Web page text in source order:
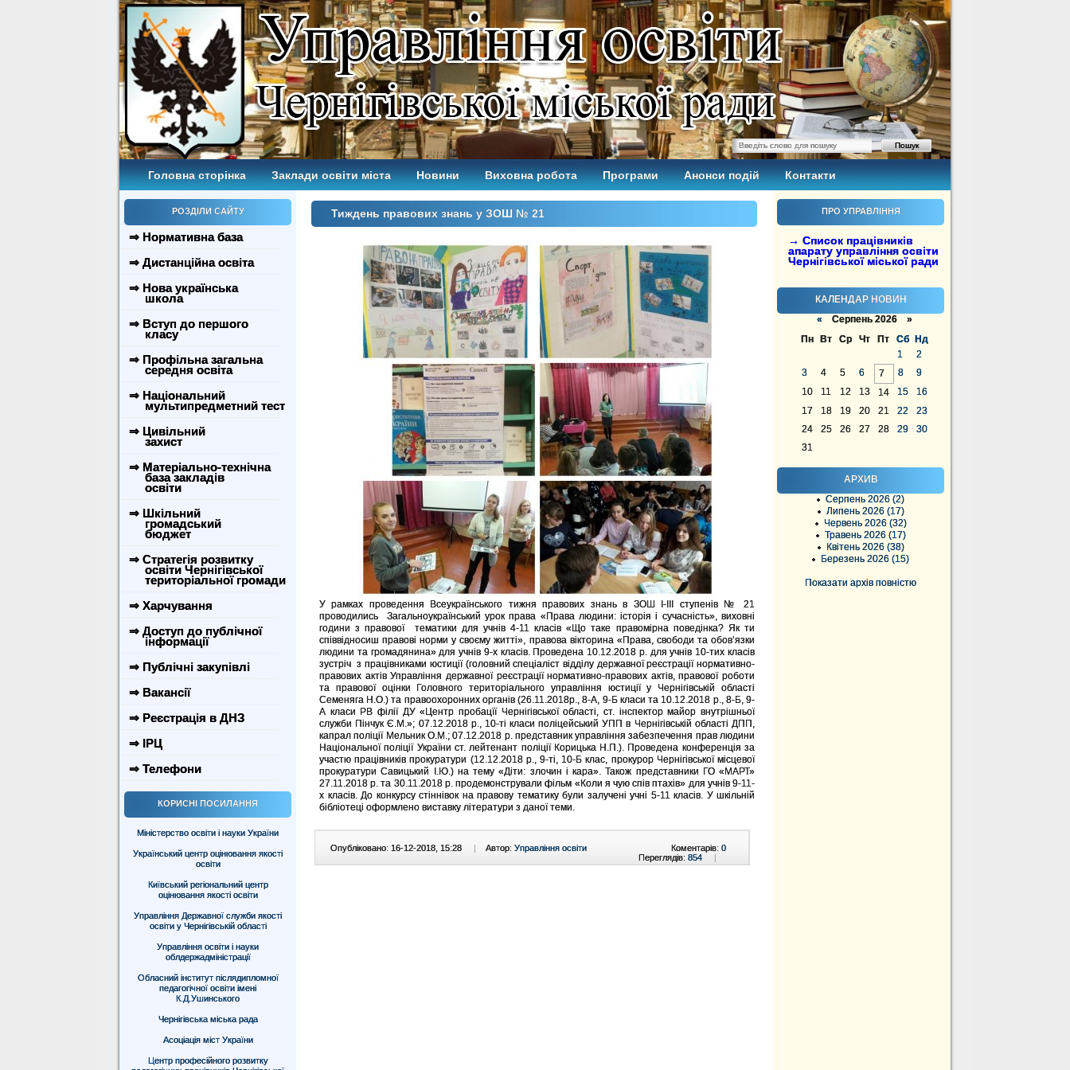
Головна сторінка Заклади освіти міста Новини Виховна робота Програми Анонси подій Контакти
РОЗДІЛИ САЙТУ
⇒ Нормативна база
⇒ Дистанційна освіта
⇒ Нова українська
школа
⇒ Вступ до першого
класу
⇒ Профільна загальна
середня освіта
⇒ Національний
мультипредметний тест
⇒ Цивільний
захист
⇒ Матеріально-технічна
база закладів
освіти
⇒ Шкільний
громадський
бюджет
⇒ Стратегія розвитку
освіти Чернігівської
територіальної громади
⇒ Харчування
⇒ Доступ до публічної
інформації
⇒ Публічні закупівлі
⇒ Вакансії
⇒ Реєстрація в ДНЗ
⇒ ІРЦ
⇒ Телефони
КОРИСНІ ПОСИЛАННЯ
Міністерство освіти і науки України
Український центр оцінювання якості
освіти
Київський регіональний центр
оцінювання якості освіти
Управління Державної служби якості
освіти у Чернігівській області
Управління освіти і науки
облдержадміністрації
Обласний інститут післядипломної
педагогічної освіти імені
К.Д.Ушинського
Чернігівська міська рада
Асоціація міст України
Центр професійного розвитку
ПРО УПРАВЛІННЯ
→ Список працівників
апарату управління освіти
Чернігівської міської ради
КАЛЕНДАР НОВИН
« Серпень 2026 »
Пн
Вт Ср Чт Пт Сб
Нд
1
2
3
4 5 6 7 8
9
10
11 12 13 14 15
16
17
18 19 20 21 22
23
24
25 26 27 28 29
30
31
АРХИВ
Серпень 2026 (2)
Липень 2026 (17)
Червень 2026 (32)
Травень 2026 (17)
Квітень 2026 (38)
Березень 2026 (15)
Показати архів повністю
Тиждень правових знань у ЗОШ № 21
У рамках проведення Всеукраїнського тижня правових знань в ЗОШ І-ІІІ ступенів № 21
проводились Загальноукраїнський урок права «Права людини: історія і сучасність», виховні
години з правової тематики для учнів 4-11 класів «Що таке правомірна поведінка? Як ти
співвідносиш правові норми у своєму житті», правова вікторина «Права, свободи та обов’язки
людини та громадянина» для учнів 9-х класів. Проведена 10.12.2018 р. для учнів 10-тих класів
зустріч з працівниками юстиції (головний спеціаліст відділу державної реєстрації нормативно-
правових актів Управління державної реєстрації нормативно-правових актів, правової роботи
та правової оцінки Головного територіального управління юстиції у Чернігівській області
Семеняга Н.О.) та правоохоронних органів (26.11.2018р., 8-А, 9-Б класи та 10.12.2018 р., 8-Б, 9-
А класи РВ філії ДУ «Центр пробацїї Чернігівської області, ст. інспектор майор внутрішньої
служби Пінчук Є.М.»; 07.12.2018 р., 10-ті класи поліцейський УПП в Чернігівській області ДПП,
капрал поліції Мельник О.М.; 07.12.2018 р. представник управління забезпечення прав людини
Національної поліції України ст. лейтенант поліції Корицька Н.П.). Проведена конференція за
участю працівників прокуратури (12.12.2018 р., 9-ті, 10-Б клас, прокурор Чернігівської місцевої
прокуратури Савицький І.Ю.) на тему «Діти: злочин і кара». Також представники ГО «МАРТ»
27.11.2018 р. та 30.11.2018 р. продемонстрували фільм «Коли я чую спів птахів» для учнів 9-11-
х класів. До конкурсу стіннівок на правову тематику були залучені учні 5-11 класів. У шкільній
бібліотеці оформлено виставку літератури з даної теми.
Опубліковано: 16-12-2018, 15:28 | Автор: Управління освіти Коментарів: 0
Переглядів: 854 |